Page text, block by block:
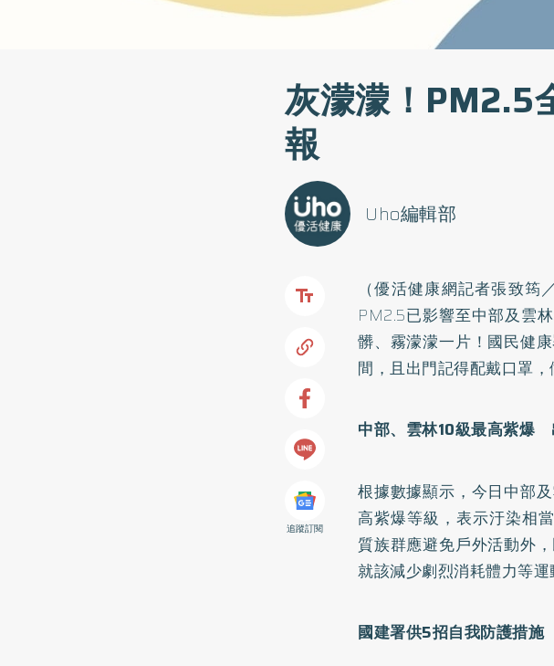
灰濛濛！
報
Uho編輯部
追蹤訂閱
（優活健康網記者張致
PM2.5已影響至中部及雲
髒、霧濛濛一片！國民健
間，且出門記得配戴口罩，
中部、雲林10級最高紫爆
根據數據顯示，今日中部
高紫爆等級，表示汙染相
質族群應避免戶外活動外
就該減少劇烈消耗體力等運
國建署供5招自我防護措施